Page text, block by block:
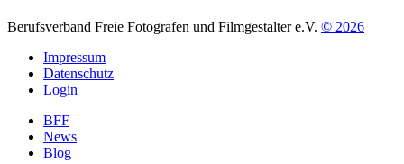
Berufsverband Freie Fotografen und Filmgestalter e.V. © 2026
Impressum
Datenschutz
Login
BFF
News
Blog